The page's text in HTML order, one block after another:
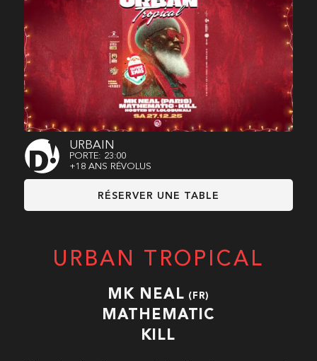
URBAIN
PORTE: 23:00
+18 ANS RÉVOLUS
RÉSERVER UNE TABLE
URBAN TROPICAL
MK NEAL (FR)
MATHEMATIC
KILL